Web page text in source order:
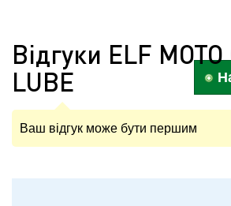
Відгуки ELF
LUBE
Ваш відгук може бути першим